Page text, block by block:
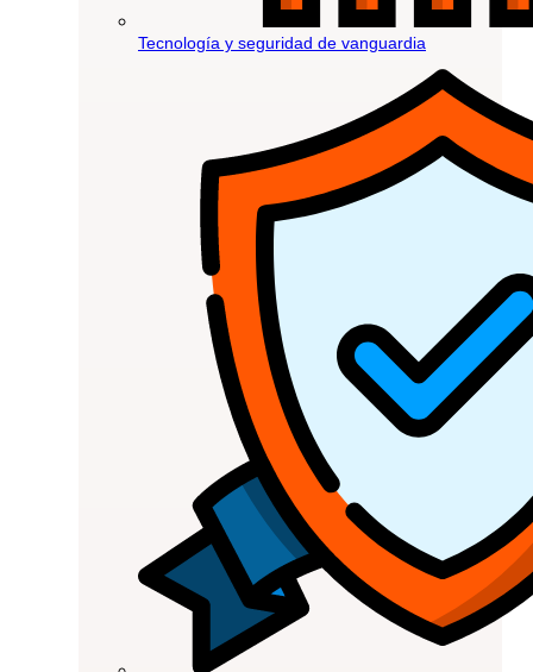
Tecnología y seguridad de vanguardia